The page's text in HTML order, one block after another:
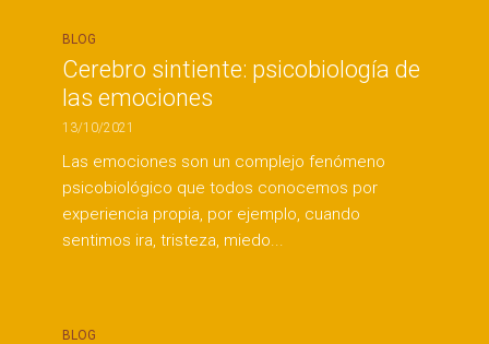
BLOG
Cerebro sintiente: psicobiología de
las emociones
13/10/2021
Las emociones son un complejo fenómeno
psicobiológico que todos conocemos por
experiencia propia, por ejemplo, cuando
sentimos ira, tristeza, miedo...
BLOG